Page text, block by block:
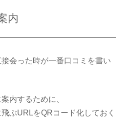
内
会った時が一番口コミを書い
内するために、
ぶURLをQRコード化しておく